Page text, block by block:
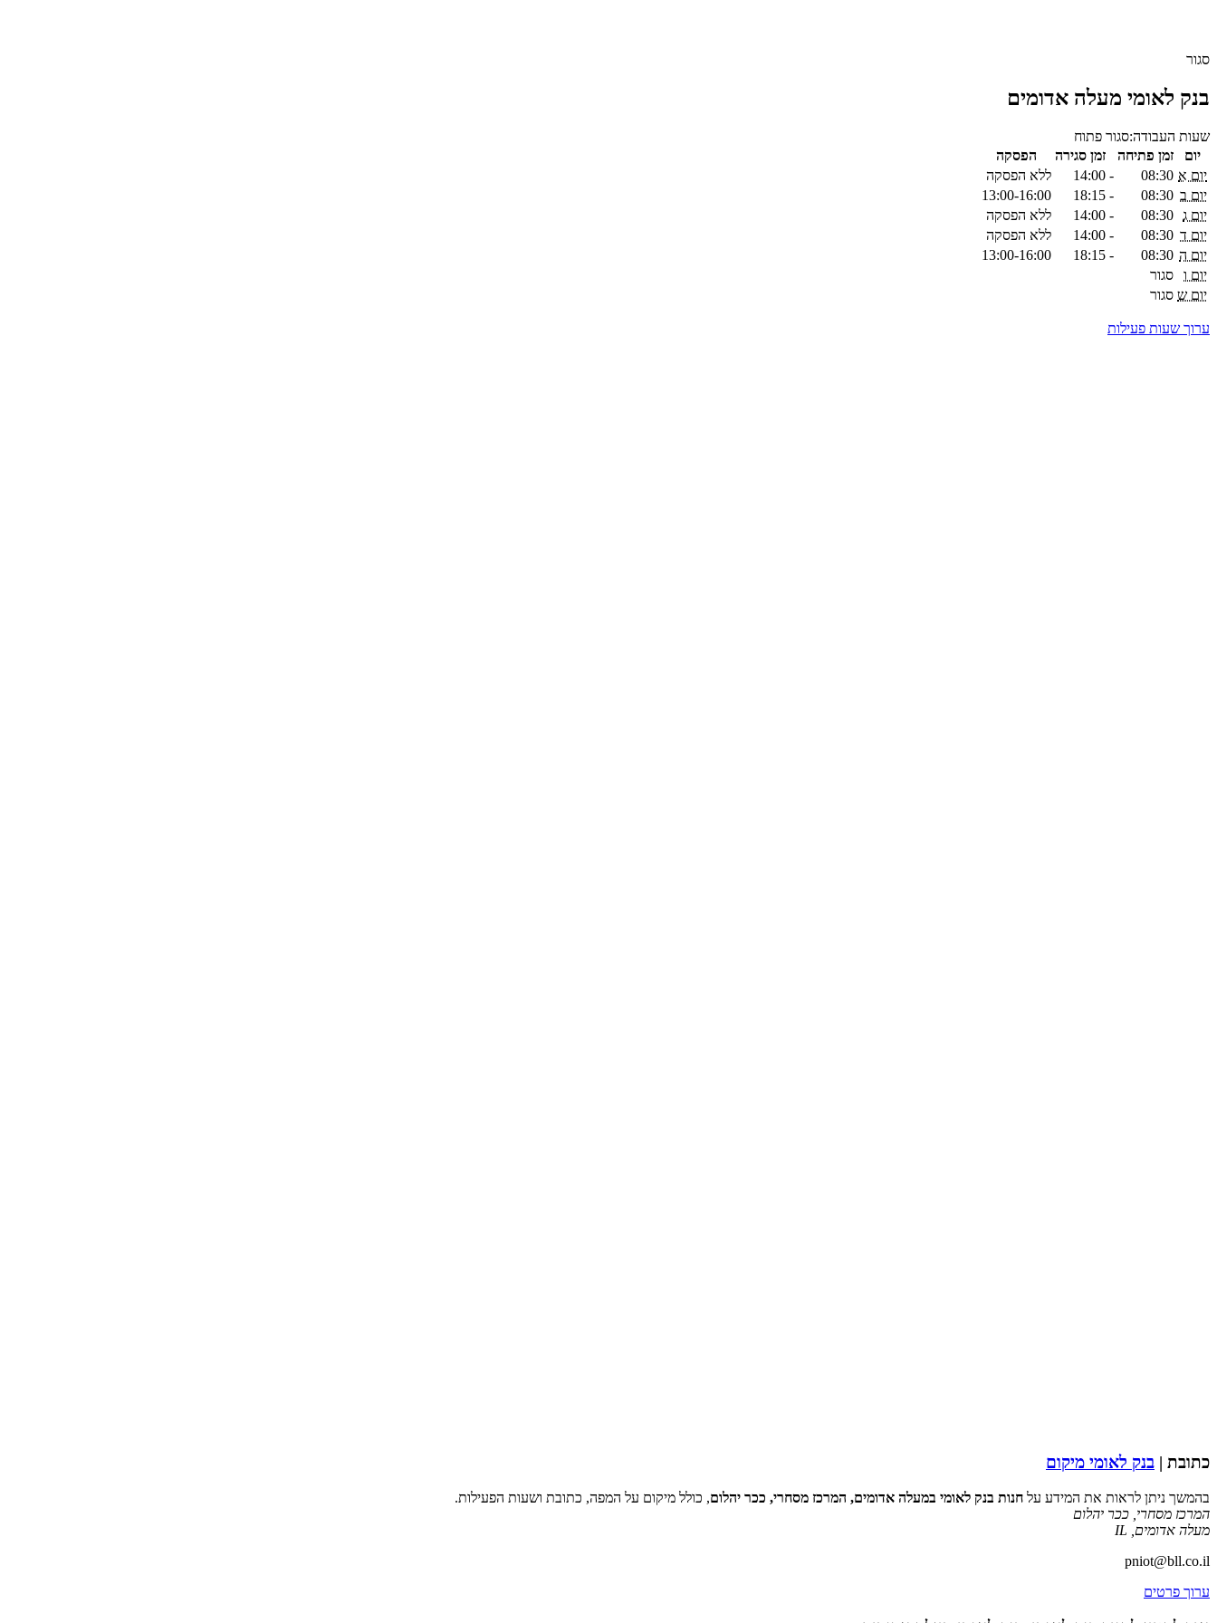
סגור
בנק לאומי מעלה אדומים
שעות העבודה:סגור פתוח
יום
זמן פתיחה זמן סגירה
הפסקה
יום א 08:30
-
14:00
ללא הפסקה
יום ב 08:30
-
18:15
13:00-16:00
יום ג 08:30
-
14:00
ללא הפסקה
יום ד 08:30
-
14:00
ללא הפסקה
יום ה 08:30
-
18:15
13:00-16:00
יום ו
סגור
יום ש סגור
ערוך שעות פעילות
כתובת | בנק לאומי מיקום
בהמשך ניתן לראות את המידע על חנות בנק לאומי במעלה אדומים, המרכז מסחרי, ככר יהלום, כולל מיקום על המפה, כתובת ושעות הפעילות.
המרכז מסחרי, ככר יהלום
מעלה אדומים IL
pniot@bll.co.il
ערוך פרטים